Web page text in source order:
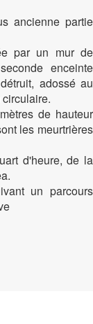
ancienne partie
par un mur de
enceinte
adossé au
de hauteur
les meurtrières
d'heure, de la
un parcours